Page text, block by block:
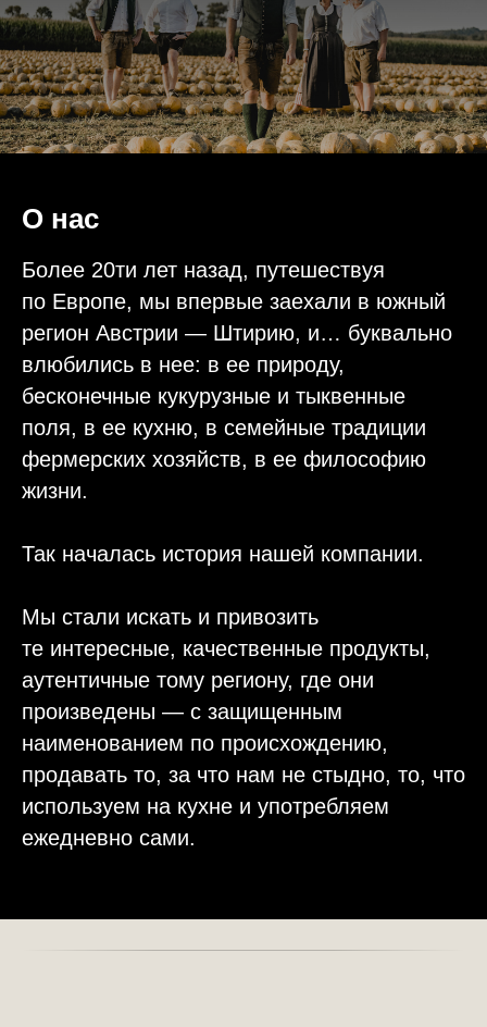
О нас
Более 20ти лет назад, путешествуя
по Европе, мы впервые заехали в южный
регион Австрии — Штирию, и… буквально
влюбились в нее: в ее природу,
бесконечные кукурузные и тыквенные
поля, в ее кухню, в семейные традиции
фермерских хозяйств, в ее философию
жизни.
Так началась история нашей компании.
Мы стали искать и привозить
те интересные, качественные продукты,
аутентичные тому региону, где они
произведены — с защищенным
наименованием по происхождению,
продавать то, за что нам не стыдно, то, что
используем на кухне и употребляем
ежедневно сами.